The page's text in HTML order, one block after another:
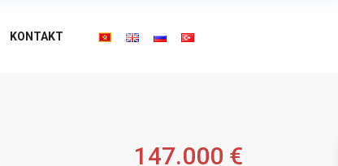
KONTAKT
147.000 €